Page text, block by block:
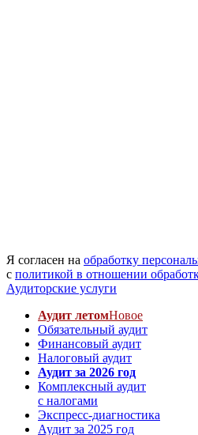
Я согласен на обработку
с политикой в отношении
Аудиторские услуги
Аудит летомНовое
Обязательный аудит
Финансовый аудит
Налоговый аудит
Аудит за 2026 год
Комплексный аудит
с налогами
Экспресс-диагностика
Аудит за 2025 год